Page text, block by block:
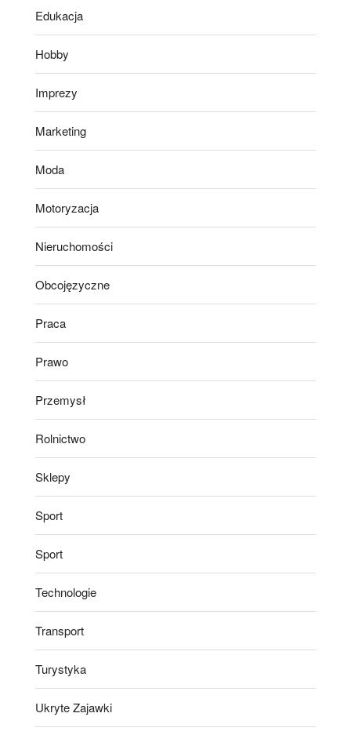
Edukacja
Hobby
Imprezy
Marketing
Moda
Motoryzacja
Nieruchomości
Obcojęzyczne
Praca
Prawo
Przemysł
Rolnictwo
Sklepy
Sport
Sport
Technologie
Transport
Turystyka
Ukryte Zajawki